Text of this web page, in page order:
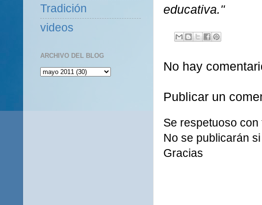
educativa."
No hay
Publicar un
Se respetuoso
No se publicarán
Gracias
Tradición
videos
ARCHIVO DEL BLOG